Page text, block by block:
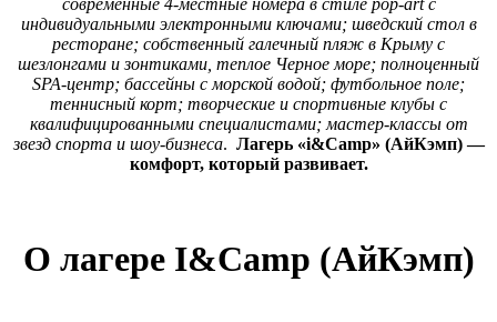
современные 4-местные номера в стиле pop-art с
индивидуальными электронными ключами; шведский стол в
ресторане; собственный галечный пляж в Крыму с
шезлонгами и зонтиками, теплое Черное море; полноценный
SPA-центр; бассейны с морской водой; футбольное поле;
теннисный корт; творческие и спортивные клубы с
квалифицированными специалистами; мастер-классы от
звезд спорта и шоу-бизнеса. Лагерь «i&Camp» (АйКэмп) —
комфорт, который развивает.
О лагере I&Camp (АйКэмп)